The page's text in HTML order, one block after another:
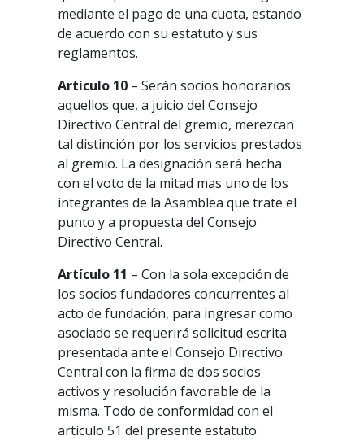
mediante el pago de una cuota, estando
de acuerdo con su estatuto y sus
reglamentos.
Artículo 10 – Serán socios honorarios
aquellos que, a juicio del Consejo
Directivo Central del gremio, merezcan
tal distinción por los servicios prestados
al gremio. La designación será hecha
con el voto de la mitad mas uno de los
integrantes de la Asamblea que trate el
punto y a propuesta del Consejo
Directivo Central.
Artículo 11 – Con la sola excepción de
los socios fundadores concurrentes al
acto de fundación, para ingresar como
asociado se requerirá solicitud escrita
presentada ante el Consejo Directivo
Central con la firma de dos socios
activos y resolución favorable de la
misma. Todo de conformidad con el
artículo 51 del presente estatuto.